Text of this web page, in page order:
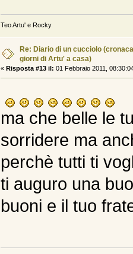
Teo Artu' e Rocky
Re: Diario di un cucciolo
giorni di Artu' a casa)
« Risposta #13 il: 01 Febbraio 2011,
ma che belle le
sorridere ma
perchè tutti ti
ti auguro una
buoni e il tuo